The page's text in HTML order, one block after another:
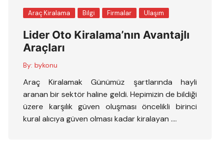
Araç Kiralama Bilgi Firmalar Ulaşım
Lider Oto Kiralama’nın Avantajlı
Araçları
By: bykonu
Araç Kiralamak Günümüz şartlarında hayli
aranan bir sektör haline geldi. Hepimizin de bildiği
üzere karşılık güven oluşması öncelikli birinci
kural alıcıya güven olması kadar kiralayan ….